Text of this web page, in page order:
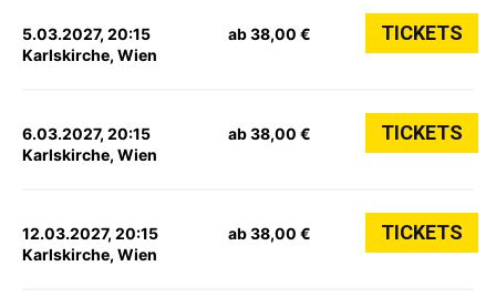
5.03.2027, 20:15
Karlskirche, Wien
ab 38,00 € TICKETS
6.03.2027, 20:15
Karlskirche, Wien
ab 38,00 € TICKETS
12.03.2027, 20:15
Karlskirche, Wien
ab 38,00 € TICKETS